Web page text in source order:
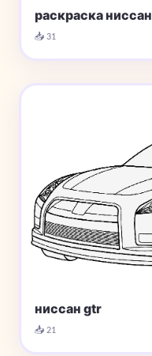
раскраска ниссан
📥 31
ниссан gtr
📥 21